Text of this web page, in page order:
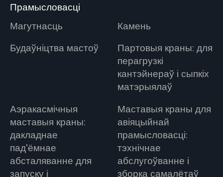
Прамысловасці
Магутнасць
Камень
Будаўніцтва мастоў
Партовыя краны: для
перагрузкі
кантэйнераў і сыпкіх
матэрыялаў
Аэракасмічныя
маставыя краны:
дакладнае
пад'ёмнае
абсталяванне для
запуску і
Маставыя краны для
авіяцыйнай
прамысловасці:
тэхнічнае
абслугоўванне і
зборка самалётаў